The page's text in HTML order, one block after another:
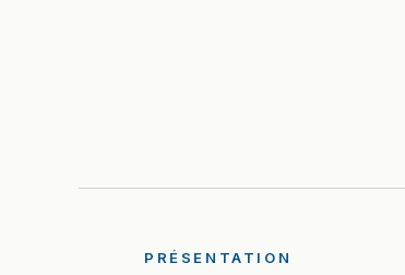
PRÉSENTATION